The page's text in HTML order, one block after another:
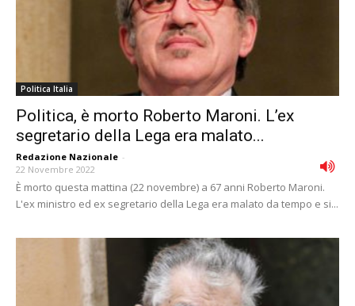
Politica Italia
Politica, è morto Roberto Maroni. L’ex
segretario della Lega era malato...
Redazione Nazionale -
22 Novembre 2022
È morto questa mattina (22 novembre) a 67 anni Roberto Maroni.
L'ex ministro ed ex segretario della Lega era malato da tempo e si...